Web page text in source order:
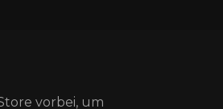
vorbei, um